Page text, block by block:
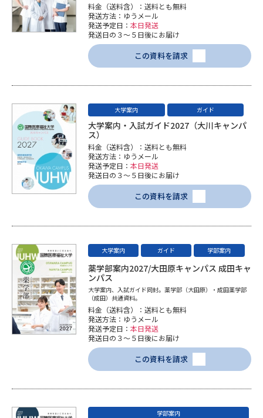
料金（送料含）：送料とも無料
発送方法：ゆうメール
発送予定日： 本日発送
発送日の３～５日後にお届け
この資料を請求
大学案内 ガイド
大学案内・入試ガイド2027（大川キャンパ
ス）
料金（送料含）：送料とも無料
発送方法：ゆうメール
発送予定日： 本日発送
発送日の３～５日後にお届け
この資料を請求
大学案内 ガイド 学部案内
薬学部案内2027/大田原キャンパス 成田キャ
ンパス
大学案内、入試ガイド同封。薬学部（大田原）・成田薬学部
（成田）共通資料。
料金（送料含）：送料とも無料
発送方法：ゆうメール
発送予定日： 本日発送
発送日の３～５日後にお届け
この資料を請求
学部案内